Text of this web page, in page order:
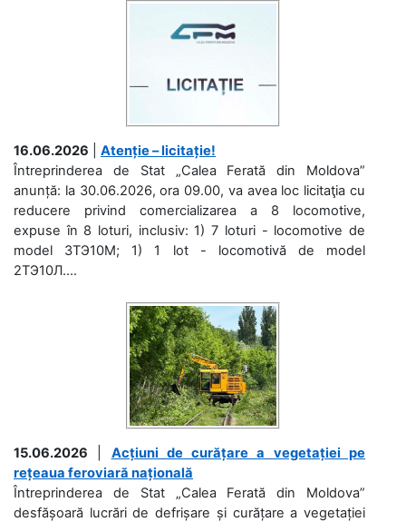
16.06.2026
Atenție – licitație!
Întreprinderea de Stat „Calea Ferată din Moldova”
anunță: la 30.06.2026, ora 09.00, va avea loc licitaţia cu
reducere privind comercializarea a 8 locomotive,
expuse în 8 loturi, inclusiv: 1) 7 loturi - locomotive de
model 3ТЭ10М; 1) 1 lot - locomotivă de model
2ТЭ10Л....
15.06.2026
Acțiuni de curățare a vegetației pe
rețeaua feroviară națională
Întreprinderea de Stat „Calea Ferată din Moldova”
desfășoară lucrări de defrișare și curățare a vegetației